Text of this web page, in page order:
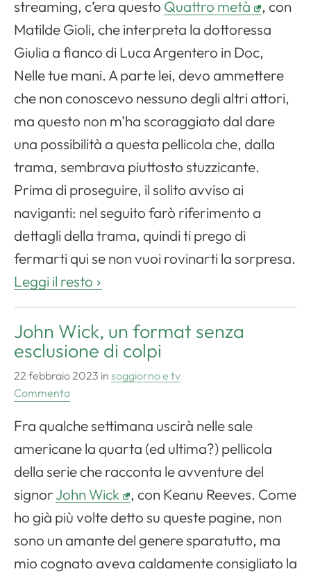
streaming, c’era questo Quattro metà
, con
Matilde Gioli, che interpreta la dottoressa
Giulia a fianco di Luca Argentero in Doc,
Nelle tue mani. A parte lei, devo ammettere
che non conoscevo nessuno degli altri attori,
ma questo non m’ha scoraggiato dal dare
una possibilità a questa pellicola che, dalla
trama, sembrava piuttosto stuzzicante.
Prima di proseguire, il solito avviso ai
naviganti: nel seguito farò riferimento a
dettagli della trama, quindi ti prego di
fermarti qui se non vuoi rovinarti la sorpresa.
Leggi il resto
John Wick, un format senza
esclusione di colpi
22 febbraio 2023 in soggiorno e tv
Commenta
Fra qualche settimana uscirà nelle sale
americane la quarta (ed ultima?) pellicola
della serie che racconta le avventure del
signorJohn Wick
, con Keanu Reeves. Come
ho già più volte detto su queste pagine, non
sono un amante del genere sparatutto, ma
mio cognato aveva caldamente consigliato la